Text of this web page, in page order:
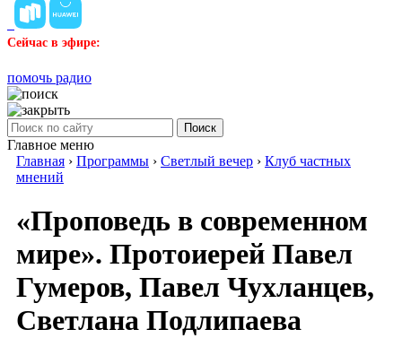
Сейчас в эфире:
помочь радио
Поиск
Главное меню
Главная › Программы › Светлый вечер › Клуб частных
мнений
«Проповедь в современном
мире». Протоиерей Павел
Гумеров, Павел Чухланцев,
Светлана Подлипаева